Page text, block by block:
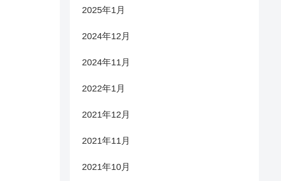
2025年1月
2024年12月
2024年11月
2022年1月
2021年12月
2021年11月
2021年10月